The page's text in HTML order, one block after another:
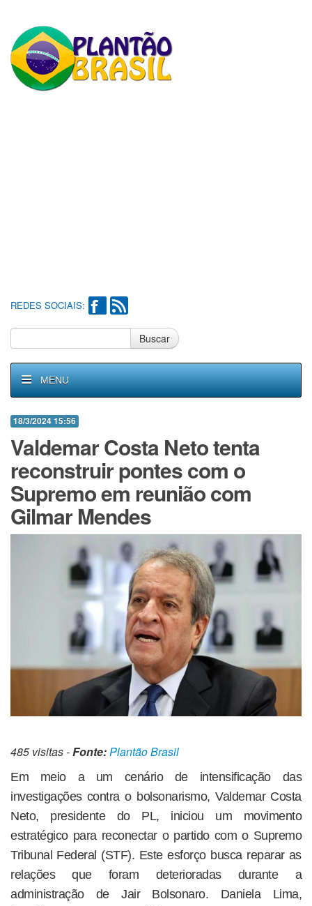
REDES SOCIAIS:
Buscar
MENU
18/3/2024 15:56
Valdemar Costa Neto tenta
reconstruir pontes com o
Supremo em reunião com
Gilmar Mendes
485 visitas -Fonte:Plantão Brasil
Em meio a um cenário de intensificação das
investigações contra o bolsonarismo, Valdemar Costa
Neto, presidente do PL, iniciou um movimento
estratégico para reconectar o partido com o Supremo
Tribunal Federal (STF). Este esforço busca reparar as
relações que foram deterioradas durante a
administração de Jair Bolsonaro. Daniela Lima,